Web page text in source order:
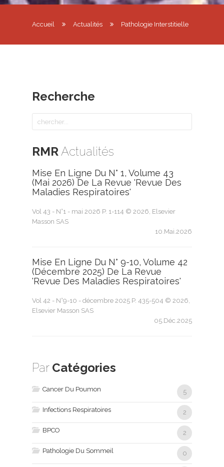
Accueil Actualités Pathologie Interstitielle
Recherche
RMRActualités
Mise En Ligne Du N° 1, Volume 43
(mai 2026) De La Revue 'Revue Des
Maladies Respiratoires'
Vol 43 - N°1 - mai 2026 P. 1-114 © 2026, Elsevier
Masson SAS
10.Mai.2026
Mise En Ligne Du N° 9-10, Volume 42
(décembre 2025) De La Revue
'Revue Des Maladies Respiratoires'
Vol 42 - N°9-10 - décembre 2025 P. 435-504 © 2026,
Elsevier Masson SAS
05.Déc.2025
Par Catégories
Cancer Du Poumon 5
Infections Respiratoires 2
BPCO 2
Pathologie Du Sommeil 0